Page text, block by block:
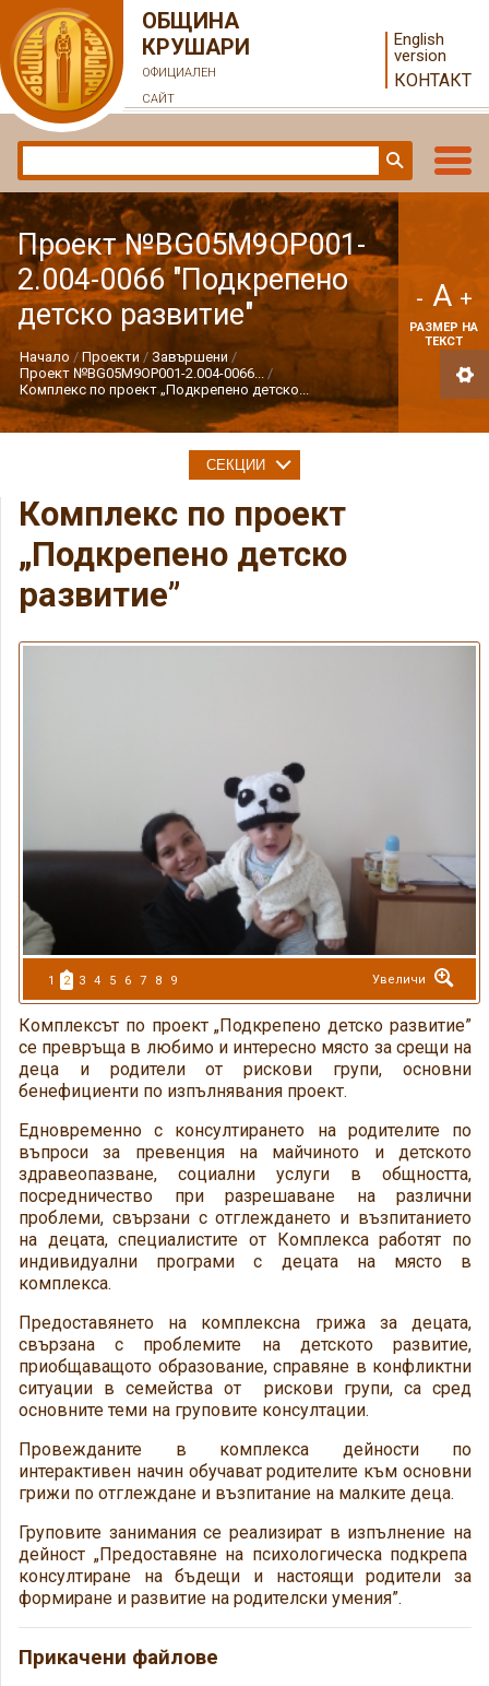
ОБЩИНА
КРУШАРИ
ОФИЦИАЛЕН
САЙТ
English
version
КОНТАКТ
Проект №BG05M9OP001-
2.004-0066 "Подкрепено
детско развитие"
Начало Проекти
Завършени
Проект №BG05M9OP001-2.004-0066...
Комплекс по проект „Подкрепено детско...
- A +
РАЗМЕР НА
ТЕКСТ
Комплекс по проект
„Подкрепено детско
развитие”
Увеличи +
1 2 3 4 5 6 7 8 9
Комплексът по проект „Подкрепено детско развитие”
се превръща в любимо и интересно място за срещи на
деца и родители от рискови групи, основни
бенефициенти по изпълнявания проект.
Едновременно с консултирането на родителите по
въпроси за превенция на майчиното и детското
здравеопазване, социални услуги в общността,
посредничество при разрешаване на различни
проблеми, свързани с отглеждането и възпитанието
на децата, специалистите от Комплекса работят по
индивидуални програми с децата на място в
комплекса.
Предоставянето на комплексна грижа за децата,
свързана с проблемите на детското развитие,
приобщаващото образование, справяне в конфликтни
ситуации в семейства от рискови групи, са сред
основните теми на груповите консултации.
Провежданите в комплекса дейности по
интерактивен начин обучават родителите към основни
грижи по отглеждане и възпитание на малките деца.
Груповите занимания се реализират в изпълнение на
дейност „Предоставяне на психологическа подкрепа
консултиране на бъдещи и настоящи родители за
формиране и развитие на родителски умения”.
Прикачени файлове
СЕКЦИИ